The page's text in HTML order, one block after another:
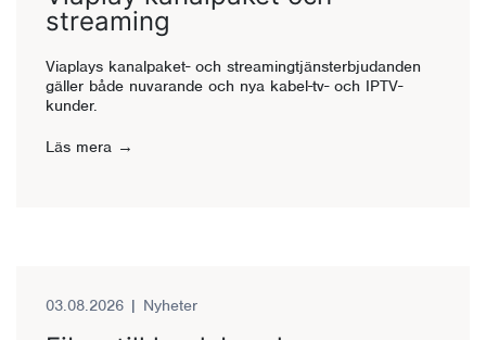
streaming
Viaplays kanalpaket- och streamingtjänsterbjudanden
gäller både nuvarande och nya kabel-tv- och IPTV-
kunder.
Läs mera
03.08.2026 | Nyheter